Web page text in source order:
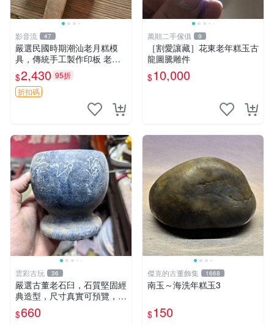
影音流 47
嚴選民國時期潮汕老月糕模
具，傳統手工製作印板 老月
糕模具 潮汕文化 古董印板
$2,430 95折
折扣碼
萬順二手傢俱 9
［割愛讓藏］花東老年糕玉古
龍圖騰雕件
$10,000
雲彩古玩 36
嚴選古董老石臼，石質堅固經
典造型，尺寸真實可預覽，具
歲月風華，適合收藏與使用，
不容錯過石器好物 石臼 古蹟
$660
傑克的古董飾集 1668
南玉～海洗年糕玉3
$150